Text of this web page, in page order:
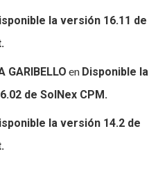
la versión 16.11 de
GARIBELLO en Disponible la
de SolNex CPM.
la versión 14.2 de